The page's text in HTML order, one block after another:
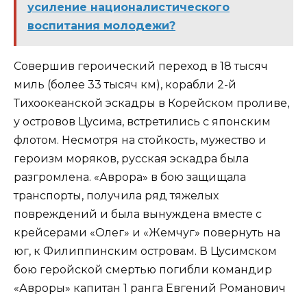
усиление националистического
воспитания молодежи?
Совершив героический переход в 18 тысяч
миль (более 33 тысяч км), корабли 2-й
Тихоокеанской эскадры в Корейском проливе,
у островов Цусима, встретились с японским
флотом. Несмотря на стойкость, мужество и
героизм моряков, русская эскадра была
разгромлена. «Аврора» в бою защищала
транспорты, получила ряд тяжелых
повреждений и была вынуждена вместе с
крейсерами «Олег» и «Жемчуг» повернуть на
юг, к Филиппинским островам. В Цусимском
бою геройской смертью погибли командир
«Авроры» капитан 1 ранга Евгений Романович